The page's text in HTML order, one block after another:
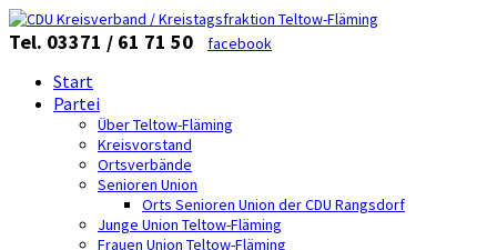
Tel. 03371 / 61 71 50 facebook
Start
Partei
Über Teltow-Fläming
Kreisvorstand
Ortsverbände
Senioren Union
Orts Senioren Union der CDU Rangsdorf
Junge Union Teltow-Fläming
Frauen Union Teltow-Fläming